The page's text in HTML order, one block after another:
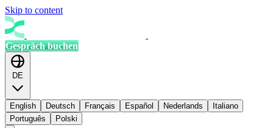
Skip to content
Gespräch buchen
DE
English Deutsch Français Español Nederlands
Italiano
Português
Polski